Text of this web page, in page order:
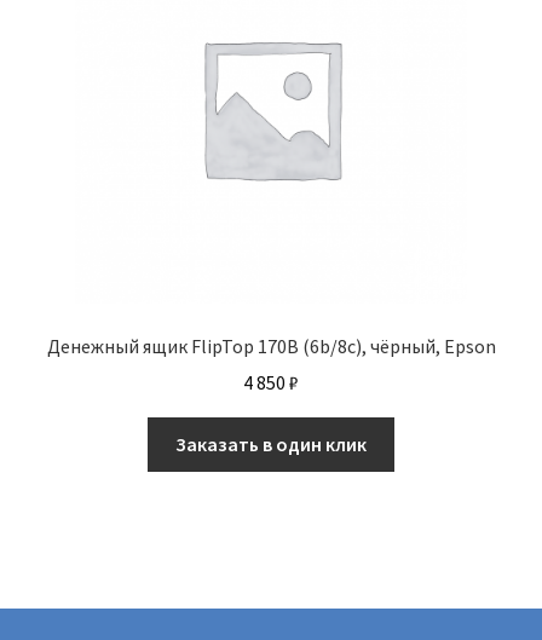
Денежный ящик FlipTop 170B (6b/8c), чёрный, Epson
4 850 ₽
Заказать в один клик